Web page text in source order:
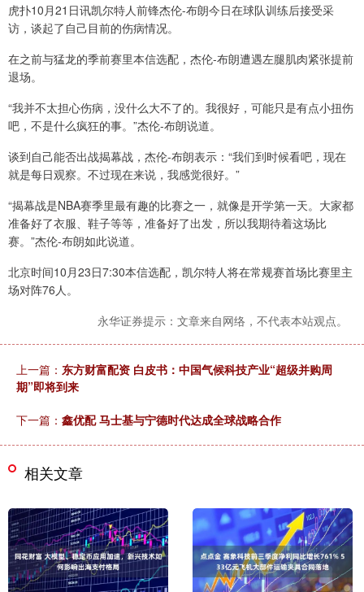
虎扑10月21日讯凯尔特人前锋杰伦-布朗今日在球队训练后接受采
访，谈起了自己目前的伤病情况。
在之前与猛龙的季前赛里本信选配，杰伦-布朗遭遇左腿肌肉紧张提前
退场。
“我并不太担心伤病，没什么大不了的。我很好，可能只是有点小扭伤
吧，不是什么疯狂的事。”杰伦-布朗说道。
谈到自己能否出战揭幕战，杰伦-布朗表示：“我们到时候看吧，现在
就是每日观察。不过现在来说，我感觉很好。”
“揭幕战是NBA赛季里最有趣的比赛之一，就像是开学第一天。大家都
准备好了衣服、鞋子等等，准备好了出发，所以我期待着这场比
赛。”杰伦-布朗如此说道。
北京时间10月23日7:30本信选配，凯尔特人将在常规赛首场比赛里主
场对阵76人。
永华证券提示：文章来自网络，不代表本站观点。
上一篇： 东方财富配资 白皮书：中国气候科技产业“超级并购周
期”即将到来
下一篇： 鑫优配 马士基与宁德时代达成全球战略合作
相关文章